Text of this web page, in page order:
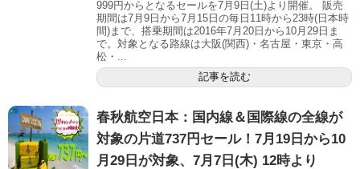
999円からとなるセールを7月9日(土)より開催。 販売
期間は7月9日から7月15日の毎日11時から23時(日本時
間)まで、搭乗期間は2016年7月20日から10月29日ま
で。対象となる路線は大阪(関西)・名古屋・東京・高
松・...
記事を読む
春秋航空日本：国内線＆国際線の全線が
対象の片道737円セール！7月19日から10
月29日が対象、7月7日(木) 12時より